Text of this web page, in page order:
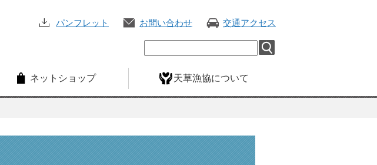
パンフレット お問い合わせ 交通アクセス
ネットショップ 天草漁協について